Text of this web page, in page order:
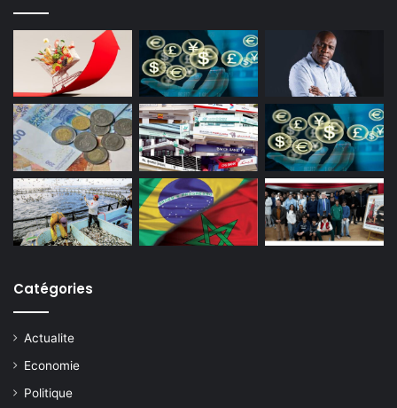
Catégories
Actualite
Economie
Politique